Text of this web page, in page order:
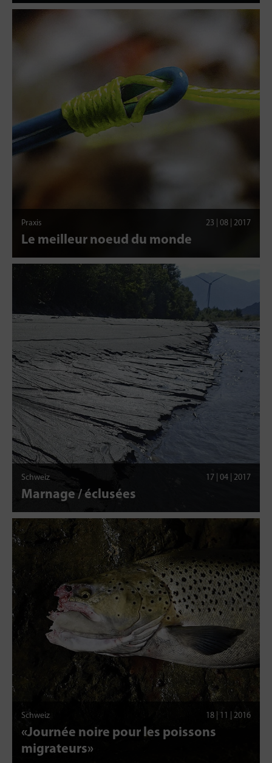
Praxis 23 | 08 | 2017
Le meilleur noeud du monde
Schweiz 17 | 04 | 2017
Marnage / éclusées
Schweiz 18 | 11 | 2016
«Journée noire pour les poissons
migrateurs»